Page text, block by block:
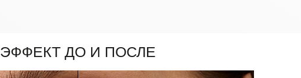
Эффект до и после